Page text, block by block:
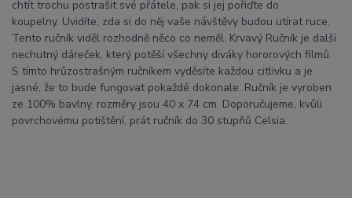
chtít trochu postrašit své přátele, pak si jej pořiďte do
koupelny. Uvidíte, zda si do něj vaše návštěvy budou utírat ruce.
Tento ručník viděl rozhodně něco co neměl. Krvavý Ručník je další
nechutný dáreček, který potěší všechny diváky hororových filmů.
S tímto hrůzostrašným ručníkem vyděsíte každou citlivku a je
jasné, že to bude fungovat pokaždé dokonale. Ručník je vyroben
ze 100% bavlny. rozměry jsou 40 x 74 cm. Doporučujeme, kvůli
povrchovému potištění, prát ručník do 30 stupňů Celsia.